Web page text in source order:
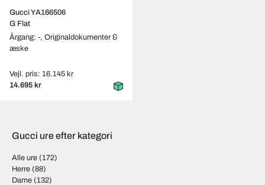
Gucci YA166506
G Flat
Årgang: -, Originaldokumenter &
æske
Vejl. pris: 16.145 kr
14.695 kr
Gucci ure efter kategori
Alle ure (172)
Herre (88)
Dame (132)